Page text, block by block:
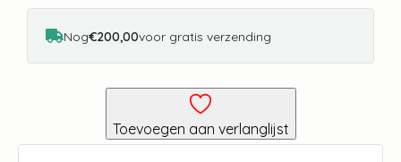
Nog€200,00voor gratis verzending
Toevoegen aan verlanglijst